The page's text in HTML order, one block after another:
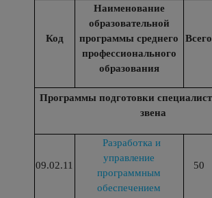
Код
Наименование
образовательной
программы среднего
профессионального
образования
Всего
Программы подготовки
звена
09.02.11
Разработка и
управление
программным
обеспечением
50